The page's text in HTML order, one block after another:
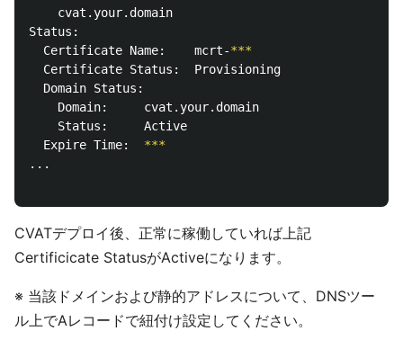
    cvat.your.domain
Status:
  Certificate Name:    mcrt-
***
  Certificate Status:  Provisioning
  Domain Status:
    Domain:     cvat.your.domain
    Status:     Active
  Expire Time:
***
...
CVATデプロイ後、正常に稼働していれば上記
Certificicate StatusがActiveになります。
※ 当該ドメインおよび静的アドレスについて、DNSツー
ル上でAレコードで紐付け設定してください。